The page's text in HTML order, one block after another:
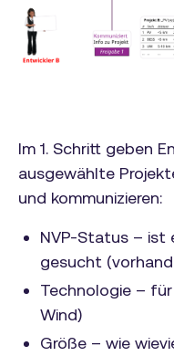
Im 1. Schritt geben
ausgewählte
und kommunizieren:
NVP-Status – ist
gesucht
Technologie – für
Wind)
Größe – wie